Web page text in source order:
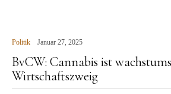
Politik Januar 27, 2025
BvCW: Cannabis ist
Wirtschaftszweig